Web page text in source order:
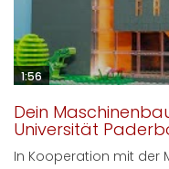
1:56
Dein
Universität
In Kooperation mit der